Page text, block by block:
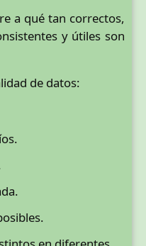
a qué tan correctos,
y útiles son
de datos: